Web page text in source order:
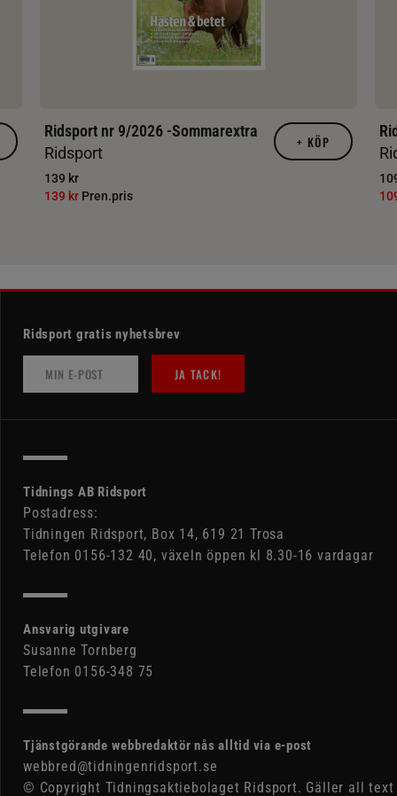
Ridsport nr 9/2026 -Sommarextra
Ridsport
139 kr
139 kr Pren.pris
+ KÖP
Ridsport gratis nyhetsbrev
JA TACK!
Tidnings AB Ridsport
Postadress:
Tidningen Ridsport, Box 14, 619 21 Trosa
Telefon 0156-132 40, växeln öppen kl 8.30-16 vardagar
Ansvarig utgivare
Susanne Tornberg
Telefon 0156-348 75
Tjänstgörande webbredaktör nås alltid via e-post
webbred@tidningenridsport.se
© Copyright Tidningsaktiebolaget Ridsport. Gäller all text